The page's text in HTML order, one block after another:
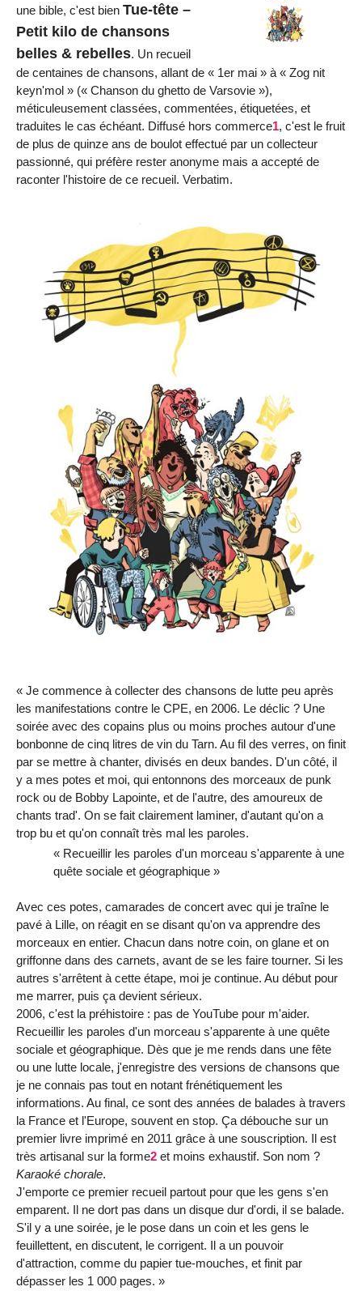
une bible, c'est bien Tue-tête –
Petit kilo de chansons
belles & rebelles. Un recueil
de centaines de chansons, allant de « 1er mai » à « Zog nit
keyn'mol » (« Chanson du ghetto de Varsovie »),
méticuleusement classées, commentées, étiquetées, et
traduites le cas échéant. Diffusé hors commerce1, c'est le fruit
de plus de quinze ans de boulot effectué par un collecteur
passionné, qui préfère rester anonyme mais a accepté de
raconter l'histoire de ce recueil. Verbatim.
« Je commence à collecter des chansons de lutte peu après
les manifestations contre le CPE, en 2006. Le déclic ? Une
soirée avec des copains plus ou moins proches autour d'une
bonbonne de cinq litres de vin du Tarn. Au fil des verres, on finit
par se mettre à chanter, divisés en deux bandes. D'un côté, il
y a mes potes et moi, qui entonnons des morceaux de punk
rock ou de Bobby Lapointe, et de l'autre, des amoureux de
chants trad'. On se fait clairement laminer, d'autant qu'on a
trop bu et qu'on connaît très mal les paroles.
« Recueillir les paroles d'un morceau s'apparente à une
quête sociale et géographique »
Avec ces potes, camarades de concert avec qui je traîne le
pavé à Lille, on réagit en se disant qu'on va apprendre des
morceaux en entier. Chacun dans notre coin, on glane et on
griffonne dans des carnets, avant de se les faire tourner. Si les
autres s'arrêtent à cette étape, moi je continue. Au début pour
me marrer, puis ça devient sérieux.
2006, c'est la préhistoire : pas de YouTube pour m'aider.
Recueillir les paroles d'un morceau s'apparente à une quête
sociale et géographique. Dès que je me rends dans une fête
ou une lutte locale, j'enregistre des versions de chansons que
je ne connais pas tout en notant frénétiquement les
informations. Au final, ce sont des années de balades à travers
la France et l'Europe, souvent en stop. Ça débouche sur un
premier livre imprimé en 2011 grâce à une souscription. Il est
très artisanal sur la forme2 et moins exhaustif. Son nom ?
Karaoké chorale.
J'emporte ce premier recueil partout pour que les gens s'en
emparent. Il ne dort pas dans un disque dur d'ordi, il se balade.
S'il y a une soirée, je le pose dans un coin et les gens le
feuillettent, en discutent, le corrigent. Il a un pouvoir
d'attraction, comme du papier tue-mouches, et finit par
dépasser les 1 000 pages. »